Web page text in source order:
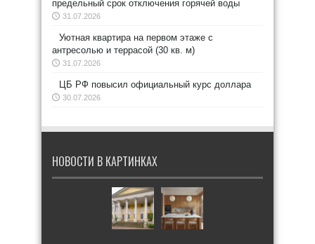
предельный срок отключения горячей воды
31.07.2026
Уютная квартира на первом этаже с
антресолью и террасой (30 кв. м)
31.07.2026
ЦБ РФ повысил официальный курс доллара
30.07.2026
НОВОСТИ В КАРТИНКАХ